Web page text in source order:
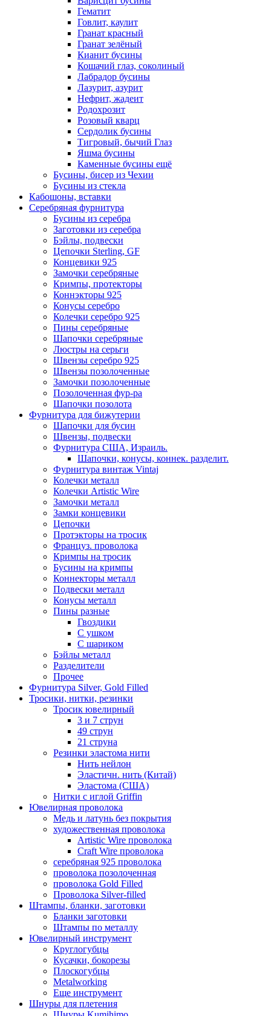
Гематит
Говлит, каулит
Гранат красный
Гранат зелёный
Кианит бусины
Кошачий глаз, соколиный
Лабрадор бусины
Лазурит, азурит
Нефрит, жадеит
Родохрозит
Розовый кварц
Сердолик бусины
Тигровый, бычий Глаз
Яшма бусины
Каменные бусины ещё
Бусины, бисер из Чехии
Бусины из стекла
Кабошоны, вставки
Серебряная фурнитура
Бусины из серебра
Заготовки из серебра
Бэйлы, подвески
Цепочки Sterling, GF
Концевики 925
Замочки серебряные
Кримпы, протекторы
Коннэкторы 925
Конусы серебро
Колечки серебро 925
Пины серебряные
Шапочки серебряные
Люстры на серьги
Швензы серебро 925
Швензы позолоченные
Замочки позолоченные
Позолоченная фур-ра
Шапочки позолота
Фурнитура для бижутерии
Шапочки для бусин
Швензы, подвески
Фурнитура США, Израиль.
Шапочки, конусы, коннек. разделит.
Фурнитура винтаж Vintaj
Колечки металл
Колечки Artistic Wire
Замочки металл
Замки концевики
Цепочки
Протэкторы на тросик
Француз. проволока
Кримпы на тросик
Бусины на кримпы
Коннекторы металл
Подвески металл
Конусы металл
Пины разные
Гвоздики
С ушком
С шариком
Бэйлы металл
Разделители
Прочее
Фурнитура Silver, Gold Filled
Тросики, нитки, резинки
Тросик ювелирный
3 и 7 струн
49 струн
21 струна
Резинки эластома нити
Нить нейлон
Эластичн. нить (Китай)
Эластома (США)
Нитки с иглой Griffin
Ювелирная проволока
Медь и латунь без покрытия
художественная проволока
Artistic Wire проволока
Craft Wire проволока
серебряная 925 проволока
проволока позолоченная
проволока Gold Filled
Проволока Silver-filled
Штампы, бланки, заготовки
Бланки заготовки
Штампы по металлу
Ювелирный инструмент
Круглогубцы
Кусачки, бокорезы
Плоскогубцы
Metalworking
Еще инструмент
Шнуры для плетения